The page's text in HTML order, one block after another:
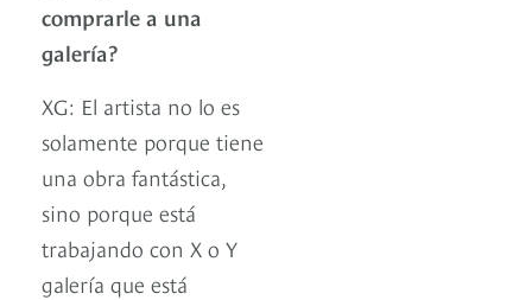
comprarle a una
galería?
XG: El artista no lo es
solamente porque tiene
una obra fantástica,
sino porque está
trabajando con X o Y
galería que está